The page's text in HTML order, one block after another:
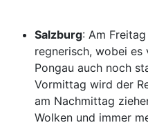
Salzburg: Am
regnerisch, wobei es
Pongau auch noch
Vormittag wird der
am Nachmittag
Wolken und immer